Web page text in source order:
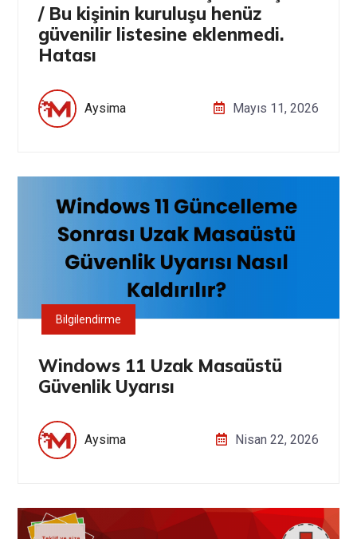
/ Bu kişinin kuruluşu henüz
güvenilir listesine eklenmedi.
Hatası
Aysima Mayıs 11, 2026
Bilgilendirme
Windows 11 Uzak Masaüstü
Güvenlik Uyarısı
Aysima Nisan 22, 2026